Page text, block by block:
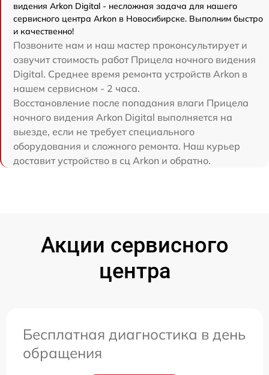
видения Arkon Digital - несложная задача для нашего
сервисного центра Arkon в Новосибирске. Выполним быстро
и качественно!
Позвоните нам и наш мастер проконсультирует и
озвучит стоимость работ Прицела ночного видения
Digital. Среднее время ремонта устройств Arkon в
нашем сервисном - 2 часа.
Восстановление после попадания влаги Прицела
ночного видения Arkon Digital выполняется на
выезде, если не требует специального
оборудования и сложного ремонта. Наш курьер
доставит устройство в сц Arkon и обратно.
Акции сервисного
центра
Бесплатная диагностика в день
обращения